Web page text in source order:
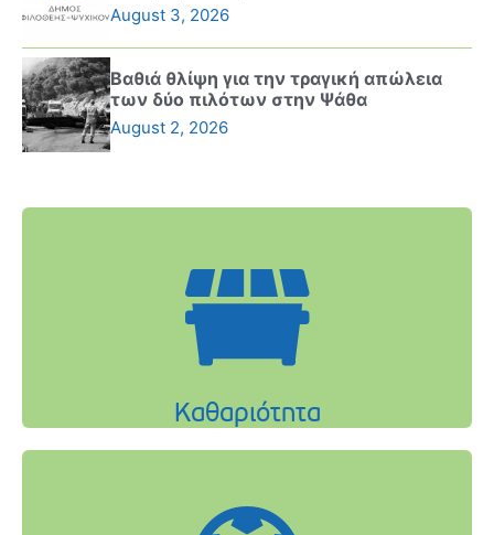
August 3, 2026
Βαθιά θλίψη για την τραγική απώλεια
των δύο πιλότων στην Ψάθα
August 2, 2026